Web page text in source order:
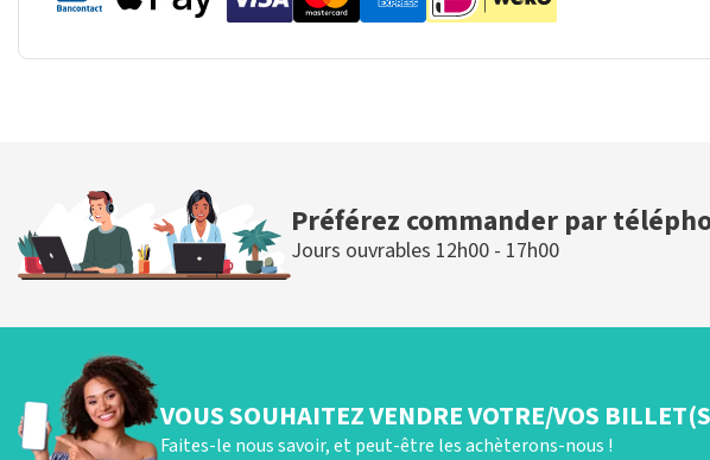
Préférez commander par
Jours ouvrables 12h00 - 17h00
VOUS SOUHAITEZ VENDRE VOTRE/VOS
Faites-le nous savoir, et peut-être les achèterons-nous !